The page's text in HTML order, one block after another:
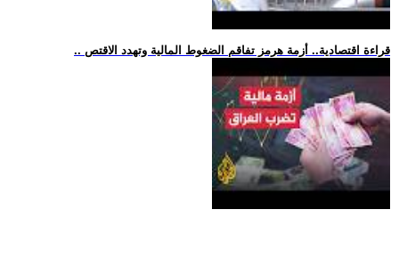
.. قراءة اقتصادية.. أزمة هرمز تفاقم الضغوط المالية وتهدد الاقتص